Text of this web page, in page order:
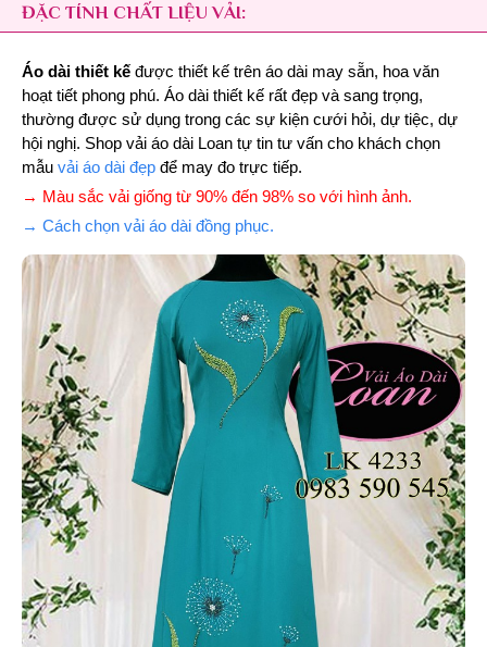
ĐẶC TÍNH CHẤT LIỆU VẢI:
Áo dài thiết kế được thiết kế trên áo dài may sẵn, hoa văn
hoạt tiết phong phú. Áo dài thiết kế rất đẹp và sang trọng,
thường được sử dụng trong các sự kiện cưới hỏi, dự tiệc, dự
hội nghị. Shop vải áo dài Loan tự tin tư vấn cho khách chọn
mẫu vải áo dài đẹp để may đo trực tiếp.
→ Màu sắc vải giống từ 90% đến 98% so với hình ảnh.
→ Cách chọn vải áo dài đồng phục.